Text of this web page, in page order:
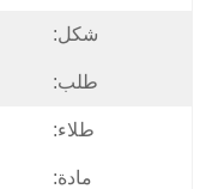
شكل:
طلب:
طلاء:
مادة: